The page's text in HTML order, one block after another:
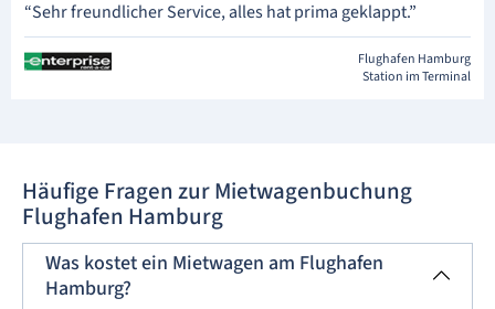
“Sehr freundlicher Service, alles hat prima geklappt.”
Flughafen Hamburg
Station im Terminal
Häufige Fragen zur Mietwagenbuchung
Flughafen Hamburg
Was kostet ein Mietwagen am Flughafen
Hamburg?